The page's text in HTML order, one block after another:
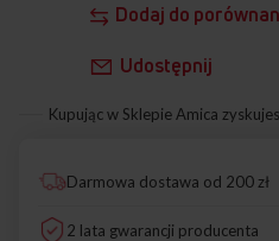
Dodaj do
Udostępnij
Kupując w Sklepie Amica
Darmowa dostawa od 200 zł
2 lata gwarancji producenta